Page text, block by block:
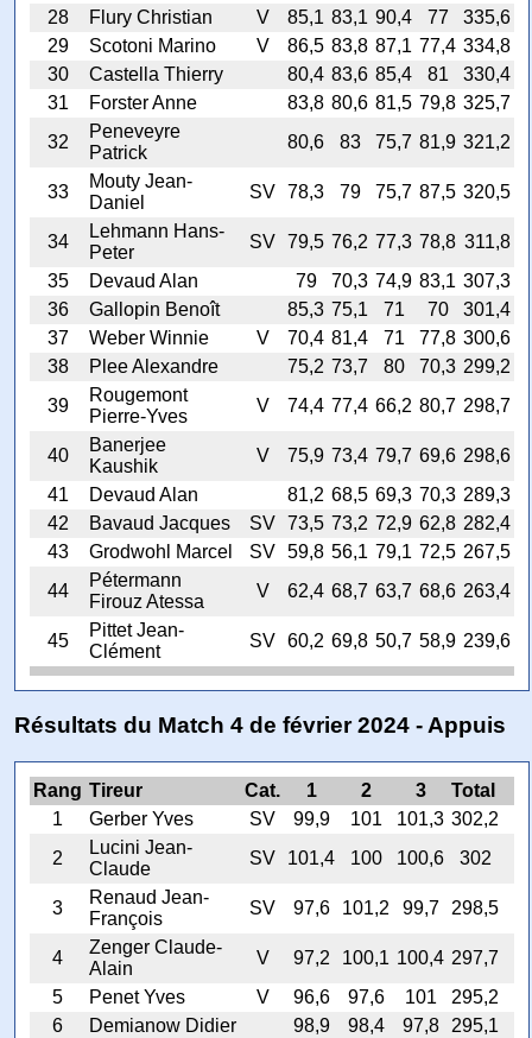
28
Flury Christian V 85,1 83,1 90,4 77
335,6
29
Scotoni Marino V 86,5 83,8 87,1 77,4 334,8
30
Castella Thierry 80,4 83,6 85,4 81
330,4
31
Forster Anne 83,8 80,6 81,5 79,8 325,7
32
Peneveyre
Patrick
80,6 83 75,7 81,9 321,2
33
Mouty Jean-
Daniel
SV 78,3 79 75,7 87,5 320,5
34
Lehmann Hans-
Peter
SV 79,5 76,2 77,3 78,8 311,8
35
Devaud Alan 79 70,3 74,9 83,1 307,3
36
Gallopin Benoît 85,3 75,1 71 70
301,4
37
Weber Winnie V 70,4 81,4 71 77,8 300,6
38
Plee Alexandre 75,2 73,7 80 70,3 299,2
39
Rougemont
Pierre-Yves
V 74,4 77,4 66,2 80,7 298,7
40
Banerjee
Kaushik
V 75,9 73,4 79,7 69,6 298,6
41
Devaud Alan 81,2 68,5 69,3 70,3 289,3
42
Bavaud Jacques SV 73,5 73,2 72,9 62,8 282,4
43
Grodwohl Marcel SV 59,8 56,1 79,1 72,5 267,5
44
Pétermann
Firouz Atessa
V 62,4 68,7 63,7 68,6 263,4
45
Pittet Jean-
Clément
SV 60,2 69,8 50,7 58,9 239,6
Résultats du Match 4 de février 2024 - Appuis
Rang Tireur Cat. 1 2 3
Total
1
Gerber Yves SV 99,9 101 101,3 302,2
2
Lucini Jean-
Claude
SV 101,4 100 100,6 302
3
Renaud Jean-
François
SV 97,6 101,2 99,7 298,5
4
Zenger Claude-
Alain
V 97,2 100,1 100,4 297,7
5
Penet Yves V 96,6 97,6 101
295,2
6
Demianow Didier 98,9 98,4 97,8
295,1